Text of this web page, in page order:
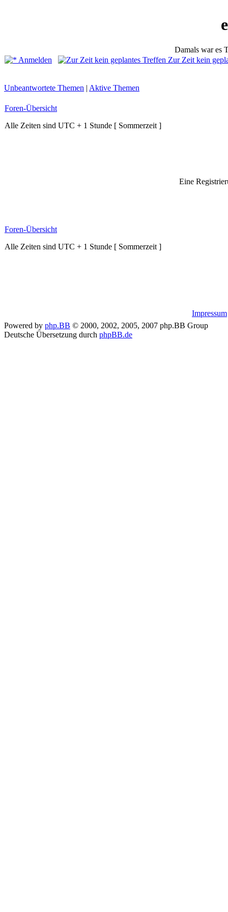
Damals war es
Anmelden
Zur Zeit kein
Unbeantwortete Themen | Aktive Themen
Foren-Übersicht
Alle Zeiten sind UTC + 1 Stunde [ Sommerzeit ]
Eine
Foren-Übersicht
Alle Zeiten sind UTC + 1 Stunde [ Sommerzeit ]
Impressum
Powered by php.BB © 2000, 2002, 2005, 2007 php.BB Group
Deutsche Übersetzung durch phpBB.de